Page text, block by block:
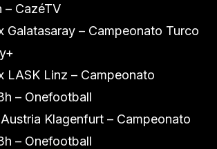
– CazéTV
Galatasaray – Campeonato Turco
LASK Linz – Campeonato
– Onefootball
Klagenfurt – Campeonato
– Onefootball